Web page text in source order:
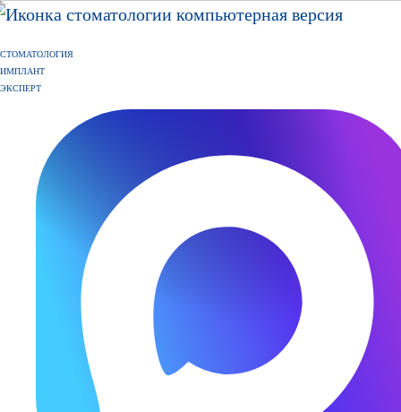
СТОМАТОЛОГИЯ
ИМПЛАНТ
ЭКСПЕРТ